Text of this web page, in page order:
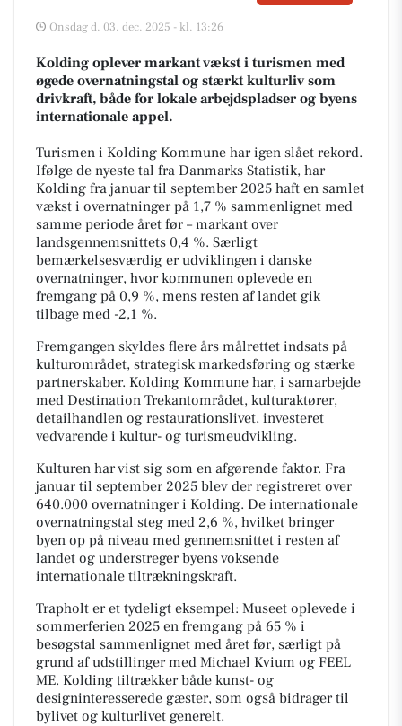
Onsdag d. 03. dec. 2025 - kl. 13:26
Kolding oplever markant vækst i turismen med
øgede overnatningstal og stærkt kulturliv som
drivkraft, både for lokale arbejdspladser og byens
internationale appel.
Turismen i Kolding Kommune har igen slået rekord.
Ifølge de nyeste tal fra Danmarks Statistik, har
Kolding fra januar til september 2025 haft en samlet
vækst i overnatninger på 1,7 % sammenlignet med
samme periode året før – markant over
landsgennemsnittets 0,4 %. Særligt
bemærkelsesværdig er udviklingen i danske
overnatninger, hvor kommunen oplevede en
fremgang på 0,9 %, mens resten af landet gik
tilbage med -2,1 %.
Fremgangen skyldes flere års målrettet indsats på
kulturområdet, strategisk markedsføring og stærke
partnerskaber. Kolding Kommune har, i samarbejde
med Destination Trekantområdet, kulturaktører,
detailhandlen og restaurationslivet, investeret
vedvarende i kultur- og turismeudvikling.
Kulturen har vist sig som en afgørende faktor. Fra
januar til september 2025 blev der registreret over
640.000 overnatninger i Kolding. De internationale
overnatningstal steg med 2,6 %, hvilket bringer
byen op på niveau med gennemsnittet i resten af
landet og understreger byens voksende
internationale tiltrækningskraft.
Trapholt er et tydeligt eksempel: Museet oplevede i
sommerferien 2025 en fremgang på 65 % i
besøgstal sammenlignet med året før, særligt på
grund af udstillinger med Michael Kvium og FEEL
ME. Kolding tiltrækker både kunst- og
designinteresserede gæster, som også bidrager til
bylivet og kulturlivet generelt.